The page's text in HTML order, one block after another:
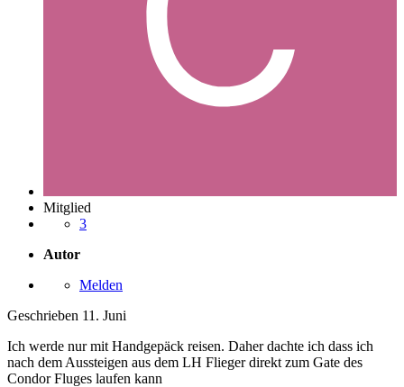
Mitglied
3
Autor
Melden
Geschrieben 11. Juni
Ich werde nur mit Handgepäck reisen. Daher dachte ich dass ich
nach dem Aussteigen aus dem LH Flieger direkt zum Gate des
Condor Fluges laufen kann